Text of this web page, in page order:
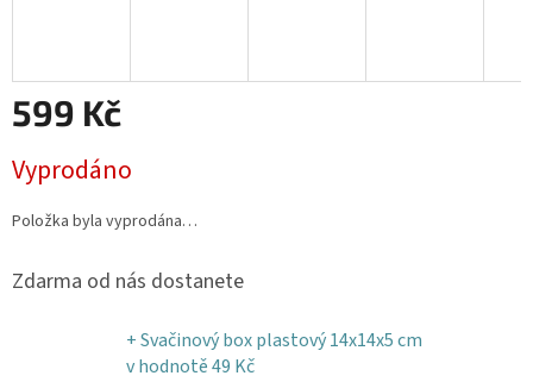
599 Kč
cena:
Vyprodáno
Položka byla vyprodána…
Zdarma od nás dostanete
+ Svačinový box plastový 14x14x5 cm
v hodnotě 49 Kč